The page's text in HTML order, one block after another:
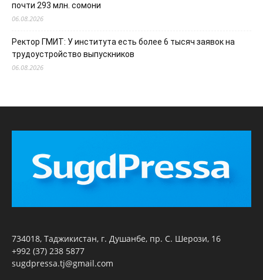
почти 293 млн. сомони
06.08.2026
Ректор ГМИТ: У института есть более 6 тысяч заявок на
трудоустройство выпускников
06.08.2026
734018, Таджикистан, г. Душанбе, пр. С. Шерози, 16
+992 (37) 238 5877
sugdpressa.tj@gmail.com